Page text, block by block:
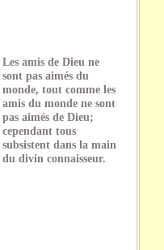
Les amis de Dieu ne
sont pas aimés du
monde, tout comme les
amis du monde ne sont
pas aimés de Dieu;
cependant tous
subsistent dans la main
du divin connaisseur.